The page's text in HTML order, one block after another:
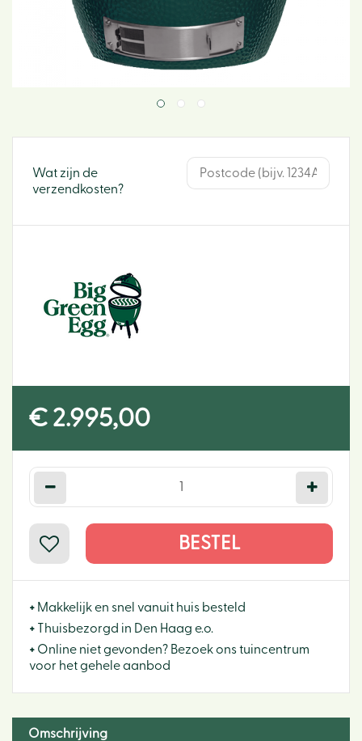
Wat zijn de
verzendkosten?
€ 2.995,00
+ Makkelijk en snel vanuit huis besteld
+ Thuisbezorgd in Den Haag e.o.
+ Online niet gevonden? Bezoek ons tuincentrum
voor het gehele aanbod
Omschrijving